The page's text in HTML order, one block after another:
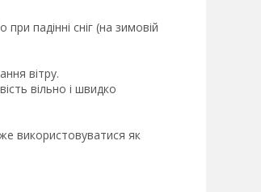
падінні сніг (на зимовій
вітру.
вільно і швидко
використовуватися як